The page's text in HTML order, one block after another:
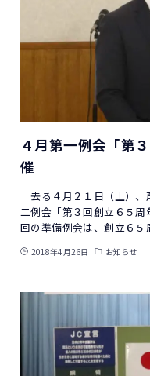
４月第一例会「第
催
去る４月２１日（土）、
二例会「第３回創立６５
回の準備例会は、創立６
2018年4月26日 お知らせ